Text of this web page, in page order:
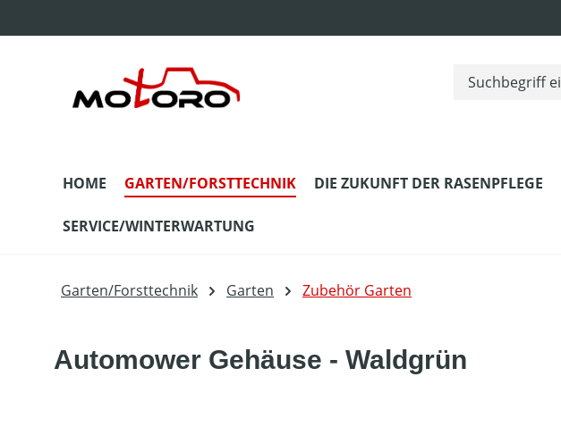
HOME GARTEN/FORSTTECHNIK DIE ZUKUNFT DER RASENPFLEGE
SERVICE/WINTERWARTUNG
Garten/Forsttechnik Garten Zubehör Garten
Automower Gehäuse - Waldgrün